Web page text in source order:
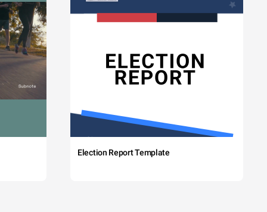
Election Report Template